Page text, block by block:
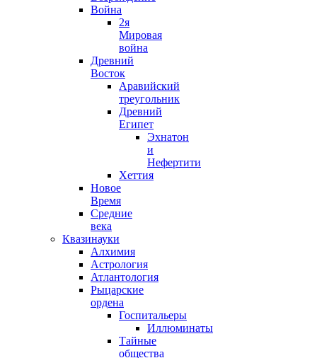
Война
2я
Мировая
война
Древний
Восток
Аравийский
треугольник
Древний
Египет
Эхнатон
и
Нефертити
Хеттия
Новое
Время
Средние
века
Квазинауки
Алхимия
Астрология
Атлантология
Рыцарские
ордена
Госпитальеры
Иллюминаты
Тайные
общества